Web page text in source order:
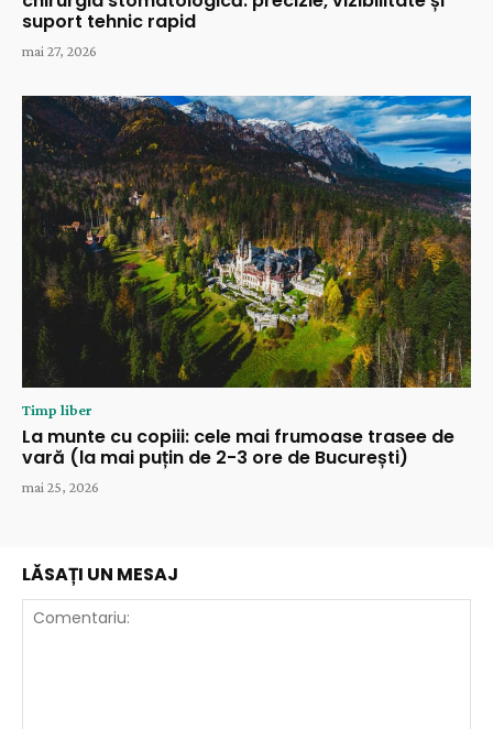
suport tehnic rapid
mai 27, 2026
Timp liber
La munte cu copiii: cele mai frumoase trasee de
vară (la mai puțin de 2-3 ore de București)
mai 25, 2026
LĂSAȚI UN MESAJ